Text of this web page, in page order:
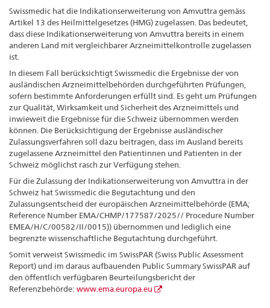
Swissmedic hat die Indikationserweiterung von Amvuttra gemäss
Artikel 13 des Heilmittelgesetzes (HMG) zugelassen. Das bedeutet,
dass diese Indikationserweiterung von Amvuttra bereits in einem
anderen Land mit vergleichbarer Arzneimittelkontrolle zugelassen
ist.
In diesem Fall berücksichtigt Swissmedic die Ergebnisseder von
ausländischen Arzneimittelbehörden durchgeführten Prüfungen,
sofern bestimmte Anforderungen erfüllt sind. Es geht um Prüfungen
zur Qualität, Wirksamkeit und Sicherheit des Arzneimittels und
inwieweit die Ergebnisse für die Schweiz übernommen werden
können. Die Berücksichtigung der Ergebnisse ausländischer
Zulassungsverfahren soll dazu beitragen, dass im Ausland bereits
zugelassene Arzneimittel den Patientinnen und Patienten in der
Schweiz möglichst rasch zur Verfügung stehen.
Für die Zulassung der Indikationserweiterung von Amvuttra in der
Schweiz hat Swissmedic die Begutachtung und den
Zulassungsentscheid der europäischen Arzneimittelbehörde (EMA;
Reference Number EMA/CHMP/177587/2025// Procedure Number
EMEA/H/C/00582/II/0015)) übernommen und lediglich eine
begrenzte wissenschaftliche Begutachtung durchgeführt.
Somit verweist Swissmedic im SwissPAR (Swiss Public Assessment
Report) und im daraus aufbauenden Public Summary SwissPAR auf
den öffentlich verfügbaren Beurteilungsbericht der
Referenzbehörde: www.ema.europa.eu